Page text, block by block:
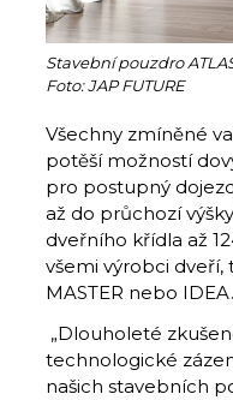
Stavební pouzdro
Foto: JAP FUTURE
Všechny zmíněné
potěší možností
pro postupný
až do průchozí
dveřního křídla až
všemi výrobci dveří,
MASTER nebo IDEA.
„Dlouholeté
technologické
našich stavebních